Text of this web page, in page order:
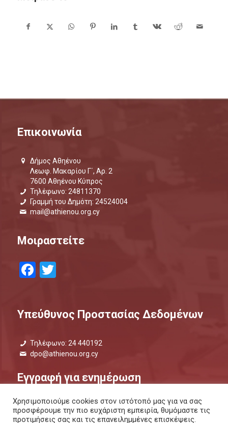
Επικοινωνία
Δήμος Αθηένου
Λεωφ. Μακαρίου Γ΄, Αρ. 2
7600 Αθηένου Κύπρος
Τηλέφωνο: 24811370
Γραμμή του Δημότη: 24524004
mail@athienou.org.cy
Μοιραστείτε
Facebook
Υπεύθυνος Προστασίας Δεδομένων
Τηλέφωνο: 24 440192
dpo@athienou.org.cy
Εγγραφή για ενημέρωση
Μάθετε τι συμβαίνει και μείνετε ενημερωμένοι.
Χρησιμοποιούμε cookies στον ιστότοπό μας για να σας
προσφέρουμε την πιο ευχάριστη εμπειρία, θυμόμαστε τις
προτιμήσεις σας και τις επανειλημμένες επισκέψεις.